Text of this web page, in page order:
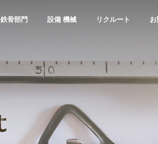
鉄骨部門 設備 機械 リクルート